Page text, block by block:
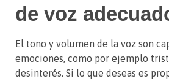
de voz
El tono y volumen de la voz son
emociones, como por ejemplo
desinterés. Si lo que deseas es